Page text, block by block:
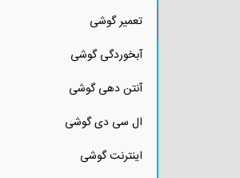
تعمیر گوشی
آبخوردگی گوشی
آنتن دهی گوشی
ال سی دی گوشی
اینترنت گوشی